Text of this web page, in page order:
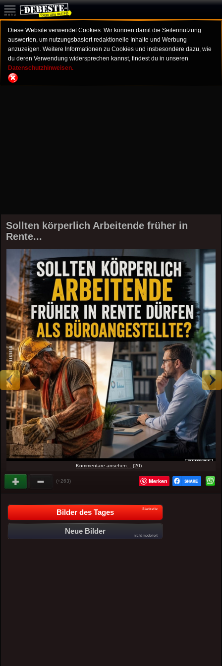
Diese Website verwendet Cookies. Wir können damit die Seitennutzung
auswerten, um nutzungsbasiert redaktionelle Inhalte und Werbung
anzuzeigen. Weitere Informationen zu Cookies und insbesondere dazu, wie
du deren Verwendung widersprechen kannst, findest du in unseren
Datenschutzhinweisen.
Sollten körperlich Arbeitende früher in
Rente...
Kommentare ansehen... (20)
(+263) Merken
Bilder des Tages Startseite
Neue Bilder
nicht moderiert